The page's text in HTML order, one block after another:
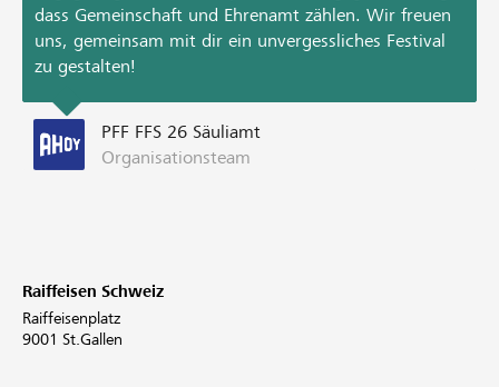
dass Gemeinschaft und Ehrenamt zählen. Wir freuen
uns, gemeinsam mit dir ein unvergessliches Festival
zu gestalten!
PFF FFS 26 Säuliamt
Organisationsteam
Raiffeisen Schweiz
Raiffeisenplatz
9001 St.Gallen